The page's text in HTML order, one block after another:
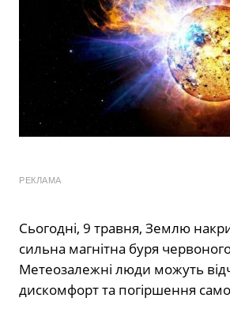
РЕКЛАМА
Сьогодні, 9 травня, Землю
сильна магнітна буря
Метеозалежні люди можуть
дискомфорт та погіршення